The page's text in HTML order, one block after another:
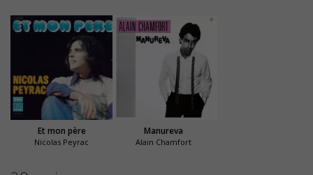
Et mon père
Nicolas Peyrac
Manureva
Alain Chamfort